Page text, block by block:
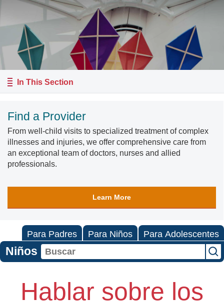
In This Section
Find a Provider
From well-child visits to specialized treatment of complex
illnesses and injuries, we offer comprehensive care from
an exceptional team of doctors, nurses and allied
professionals.
Learn More
Para Padres Para Niños Para Adolescentes
Niños
Hablar sobre los